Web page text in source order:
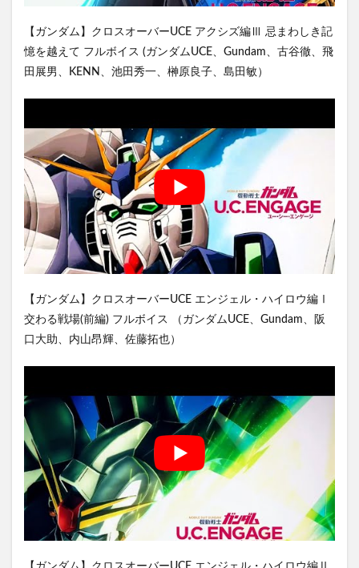
【ガンダム】クロスオーバーUCE アクシズ編Ⅲ 忌まわしき記
憶を越えて フルボイス (ガンダムUCE、Gundam、古谷徹、飛
田展男、KENN、池田秀一、榊原良子、島田敏）
【ガンダム】クロスオーバーUCE エンジェル・ハイロウ編Ⅰ
交わる戦場(前編) フルボイス （ガンダムUCE、Gundam、阪
口大助、内山昂輝、佐藤拓也）